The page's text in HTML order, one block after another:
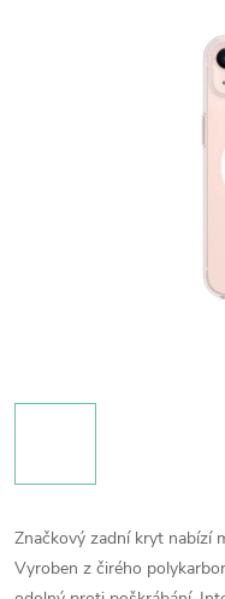
Značkový zadní kryt nabízí
Vyroben z čirého